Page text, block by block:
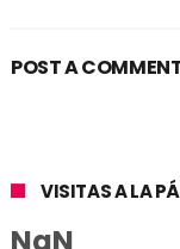
POST A
VISITAS A LA